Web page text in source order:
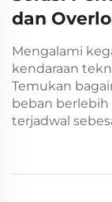
dan
Mengalami
kendaraan
Temukan
beban
terjadwal